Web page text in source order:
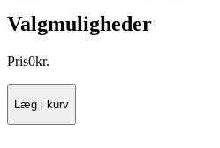
Valgmuligheder
Pris0kr.
Læg i kurv